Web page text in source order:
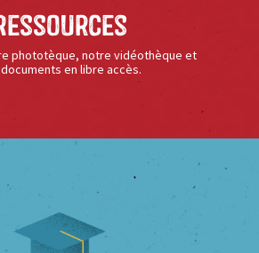
phototèque, notre vidéothèque et
en libre accès.